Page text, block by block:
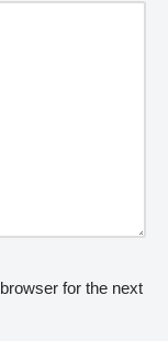
for the next